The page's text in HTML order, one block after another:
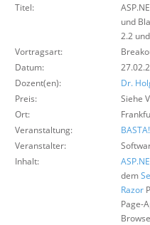
Titel:
und
2.2
Vortragsart:
Datum:
Dozent(en):
Dr.
Preis:
Siehe
Ort:
Veranstaltung:
Veranstalter:
Inhalt:
dem
Razor
Page-